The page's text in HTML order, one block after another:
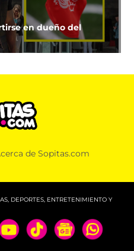
en dueño del
de Sopitas.com
DEPORTES, ENTRETENIMIENTO Y